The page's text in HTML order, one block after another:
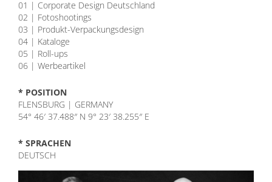
01 | Corporate Design Deutschland
02 | Fotoshootings
03 | Produkt-Verpackungsdesign
04 | Kataloge
05 | Roll-ups
06 | Werbeartikel
* POSITION
FLENSBURG | GERMANY
54° 46′ 37.488″ N 9° 23′ 38.255″ E
* SPRACHEN
DEUTSCH